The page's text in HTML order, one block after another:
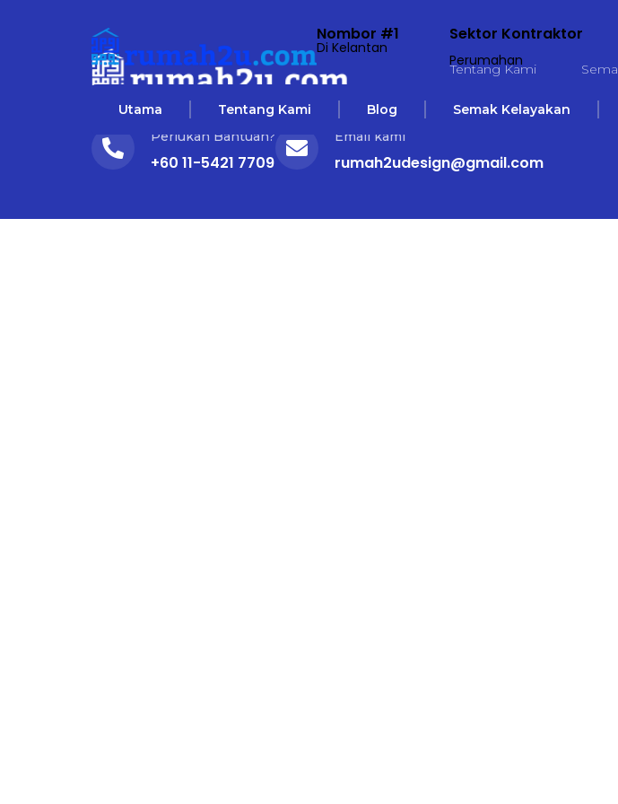
Nombor #1
Di Kelantan
Sektor Kontraktor
Perumahan
Utama Tentang Kami Blog Semak Kelayakan
Tentang Kami
Perlukan Bantuan?
+60 11-5421 7709
Email kami
rumah2udesign@gmail.com